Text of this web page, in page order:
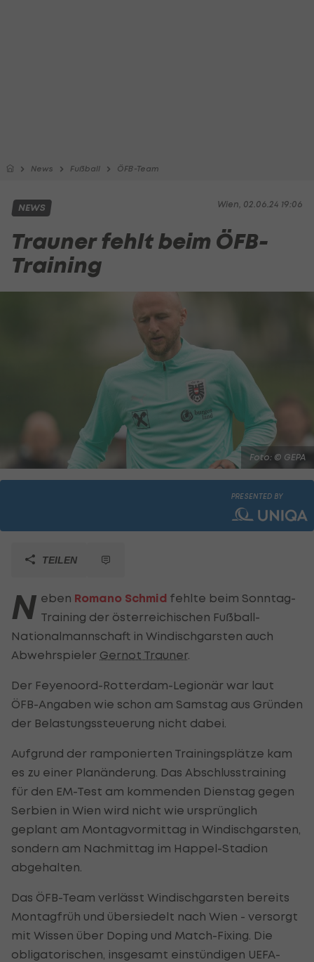
News Fußball ÖFB-Team
Wien, 02.06.24 19:06
NEWS
Trauner fehlt beim ÖFB-
Training
Foto: © GEPA
PRESENTED BY
TEILEN
N eben Romano Schmid fehlte beim Sonntag-
Training der österreichischen Fußball-
Nationalmannschaft in Windischgarsten auch
Abwehrspieler Gernot Trauner.
Der Feyenoord-Rotterdam-Legionär war laut
ÖFB-Angaben wie schon am Samstag aus Gründen
der Belastungssteuerung nicht dabei.
Aufgrund der ramponierten Trainingsplätze kam
es zu einer Planänderung. Das Abschlusstraining
für den EM-Test am kommenden Dienstag gegen
Serbien in Wien wird nicht wie ursprünglich
geplant am Montagvormittag in Windischgarsten,
sondern am Nachmittag im Happel-Stadion
abgehalten.
Das ÖFB-Team verlässt Windischgarsten bereits
Montagfrüh und übersiedelt nach Wien - versorgt
mit Wissen über Doping und Match-Fixing. Die
obligatorischen, insgesamt einstündigen UEFA-